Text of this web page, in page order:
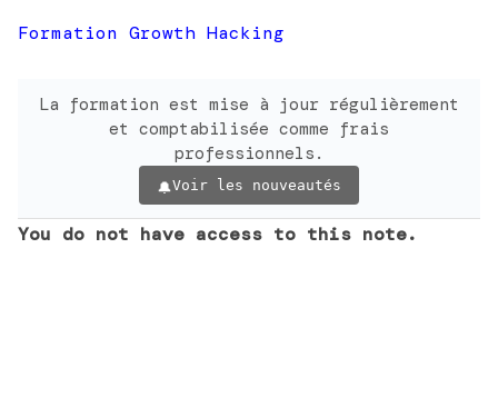
Formation Growth Hacking
La formation est mise à jour régulièrement
et comptabilisée comme frais
professionnels.
Voir les nouveautés
You do not have access to this note.